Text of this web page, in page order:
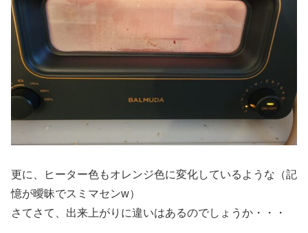
更に、ヒーター色もオレンジ色に変化しているような（記
憶が曖昧でスミマセンw）
さてさて、出来上がりに違いはあるのでしょうか・・・